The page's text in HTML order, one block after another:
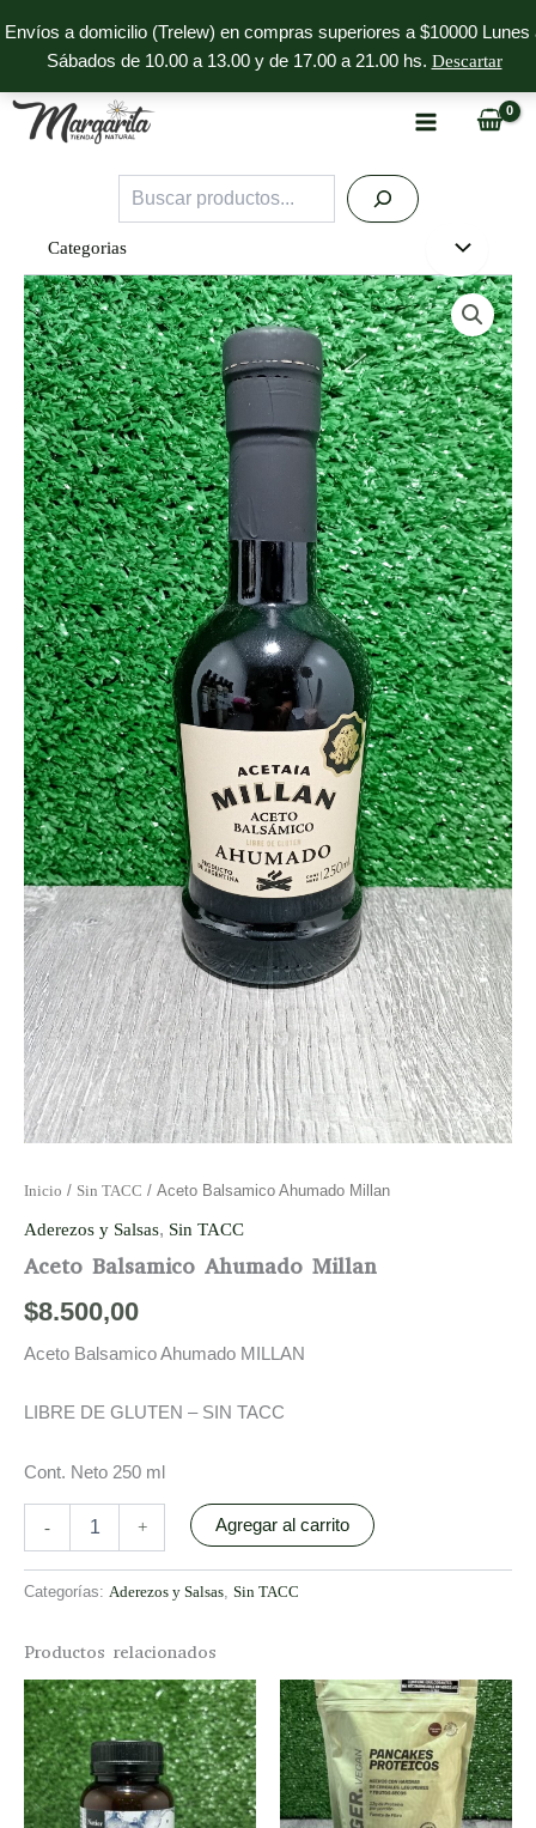
Envíos a domicilio (Trelew) en compras superiores a $10000 Lunes
Sábados de 10.00 a 13.00 y de 17.00 a 21.00 hs. Descartar
al
contenido
Buscar
Categorias
Inicio / Sin TACC / Aceto Balsamico Ahumado Millan
Aderezos y Salsas, Sin TACC
Aceto Balsamico Ahumado Millan
$8.500,00
Aceto Balsamico Ahumado MILLAN
LIBRE DE GLUTEN – SIN TACC
Cont. Neto 250 ml
-
Aceto
Balsamico
Ahumado
Millan
cantidad
+ Agregar al carrito
Categorías: Aderezos y Salsas Sin TACC
Productos relacionados